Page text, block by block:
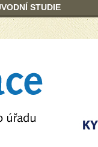
STUDIE